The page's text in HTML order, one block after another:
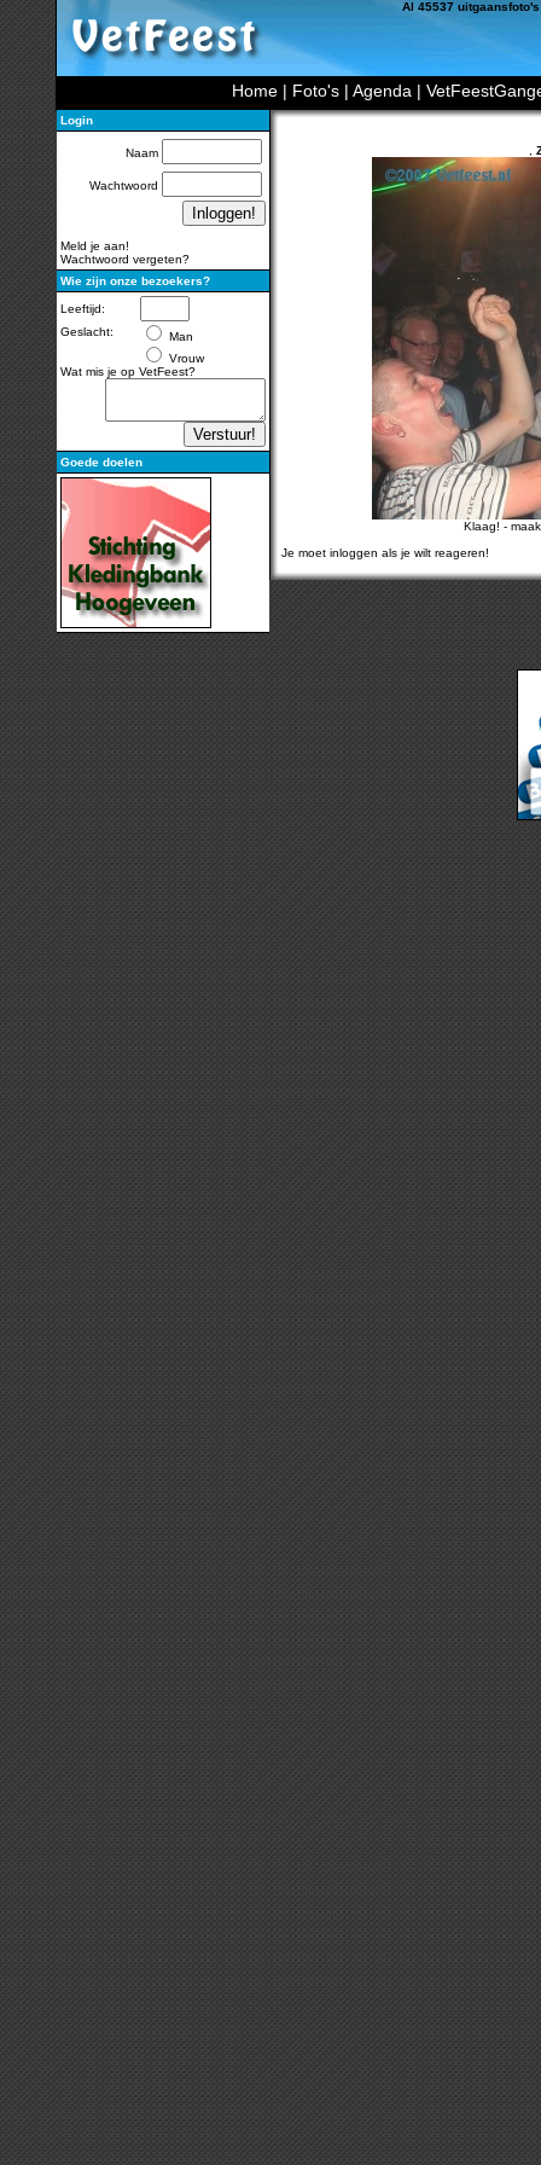
Al 45537
Home | Foto's | Agenda |
Login
Naam
Wachtwoord
Meld je aan!
Wachtwoord vergeten?
Wie zijn onze bezoekers?
Leeftijd:
Geslacht:
Man
Vrouw
Wat mis je op VetFeest?
Goede doelen
Klaag! -
Je moet inloggen als je wilt reageren!